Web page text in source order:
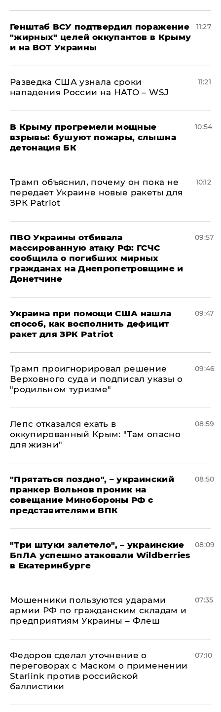
Генштаб ВСУ подтвердил поражение
"жирных" целей оккупантов в Крыму
и на ВОТ Украины
11:27
Разведка США узнала сроки
нападения России на НАТО – WSJ
11:21
В Крыму прогремели мощные
взрывы: бушуют пожары, слышна
детонация БК
10:54
Трамп объяснил, почему он пока не
передает Украине новые ракеты для
ЗРК Patriot
10:12
ПВО Украины отбивала
массированную атаку РФ: ГСЧС
сообщила о погибших мирных
гражданах на Днепропетровщине и
Донетчине
09:57
Украина при помощи США нашла
способ, как восполнить дефицит
ракет для ЗРК Patriot
09:47
Трамп проигнорировал решение
Верховного суда и подписал указы о
"родильном туризме"
09:46
Лепс отказался ехать в
оккупированный Крым: "Там опасно
для жизни"
08:59
"Прятаться поздно", – украинский
пранкер Вольнов проник на
совещание Минобороны РФ с
представителями ВПК
08:50
"Три штуки залетело", – украинские
БпЛА успешно атаковали Wildberries
в Екатеринбурге
08:09
Мошенники пользуются ударами
армии РФ по гражданским складам и
предприятиям Украины – Флеш
07:35
Федоров сделал уточнение о
переговорах с Маском о применении
Starlink против российской
баллистики
07:10